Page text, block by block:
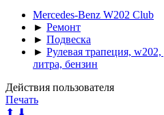
Mercedes-Benz W202 Club
► Ремонт
► Подвеска
► Рулевая трапеция,
литра, бензин
Действия пользователя
Печать